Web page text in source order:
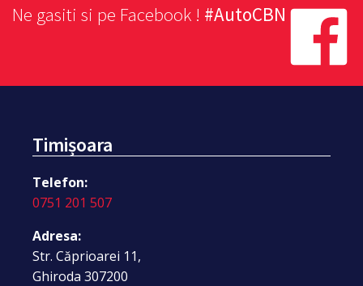
Ne gasiti si pe Facebook ! #AutoCBN
Timișoara
Telefon:
0751 201 507
Adresa:
Str. Căprioarei 11,
Ghiroda 307200